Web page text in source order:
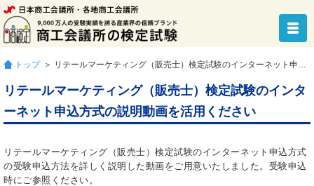
トップ ＞ リテールマーケティング（販売士）検定試験のインターネット申込方式の説明動画を活用ください
リテールマーケティング（販売士）検定試験のインタ
ーネット申込方式の説明動画を活用ください
リテールマーケティング（販売士）検定試験のインターネット申込方式
の受験申込方法を詳しく説明した動画をご用意いたしました。受験申込
時にご参照ください。